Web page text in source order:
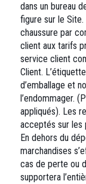
dans un bureau
figure sur le
chaussure par
client aux tarifs
service client
Client.
d’emballage et
l’endommager.
appliqués). Les
acceptés sur les
En dehors du
marchandises
cas de perte ou
supportera